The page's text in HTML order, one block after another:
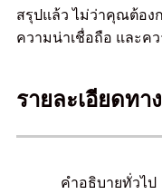
สรุปแล้ว ไม่ว่าคุณต้อง
ความน่าเชื่อถือ และค
รายละเอียดทา
คำอธิบายทั่วไป